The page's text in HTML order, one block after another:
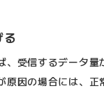
受信するデータ量
原因の場合には、正